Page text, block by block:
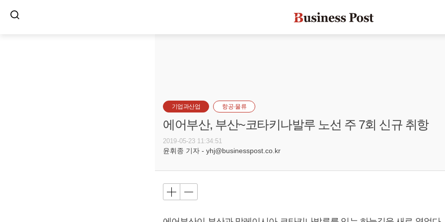
기업과산업 항공·물류
에어부산, 부산~코타키나발루 노선 주 7회 신규 취항
2019-05-23 11:34:51
윤휘종 기자 - yhj@businesspost.co.kr